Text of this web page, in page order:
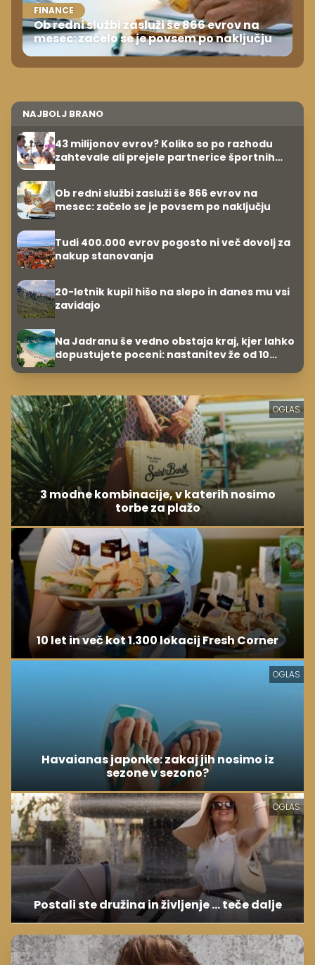
FINANCE
Ob redni službi zasluži še 866 evrov na
mesec: začelo se je povsem po naključju
NAJBOLJ BRANO
43 milijonov evrov? Koliko so po razhodu
zahtevale ali prejele partnerice športnih
Ob redni službi zasluži še 866 evrov na
mesec: začelo se je povsem po naključju
Tudi 400.000 evrov pogosto ni več dovolj za
nakup stanovanja
20-letnik kupil hišo na slepo in danes mu vsi
zavidajo
Na Jadranu še vedno obstaja kraj, kjer lahko
dopustujete poceni: nastanitev že od 10
OGLAS
3 modne kombinacije, v katerih nosimo
torbe za plažo
10 let in več kot 1.300 lokacij Fresh Corner
OGLAS
Havaianas japonke: zakaj jih nosimo iz
sezone v sezono?
OGLAS
Postali ste družina in življenje ... teče dalje